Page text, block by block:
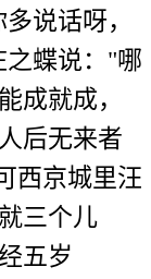
说话呀，
蝶说："哪
成就成，
后无来者
西京城里汪
三个儿
五岁